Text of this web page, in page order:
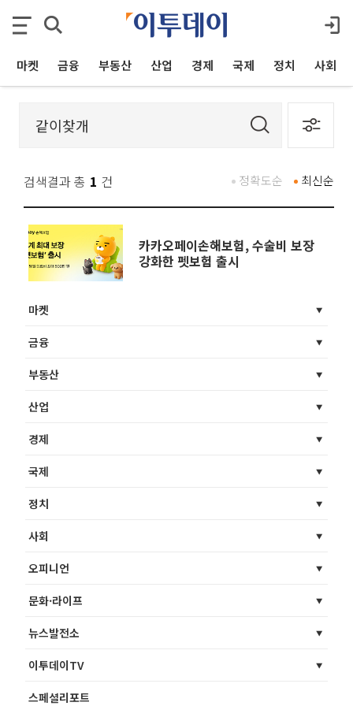
마켓 금융 부동산 산업 경제 국제 정치 사회
검색결과 총 1 건 최신순
정확도순
카카오페이손해보험, 수술비 보장
강화한 펫보험 출시
마켓
금융
부동산
산업
경제
국제
정치
사회
오피니언
문화·라이프
뉴스발전소
이투데이TV
스페셜리포트